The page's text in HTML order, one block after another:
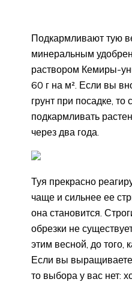
Подкармливают тую
минеральным
раствором Кемиры-
60 г на м². Если вы
грунт при посадке,
подкармливать
через два года.
Туя прекрасно
чаще и сильнее ее
она становится.
обрезки не
этим весной, до того,
Если вы выращиваете
то выбора у вас нет: